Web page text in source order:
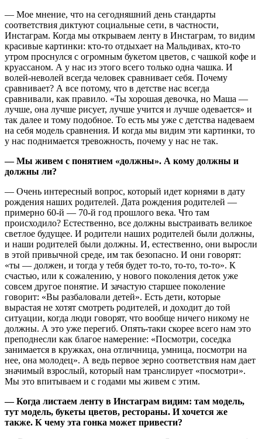
— Мое мнение, что на сегодняшний день стандарты
соответствия диктуют социальные сети, в частности,
Инстаграм. Когда мы открываем ленту в Инстаграм, то видим
красивые картинки: кто-то отдыхает на Мальдивах, кто-то
утром проснулся с огромным букетом цветов, с чашкой кофе и
круассаном. А у нас из этого всего только одна чашка. И
волей-неволей всегда человек сравнивает себя. Почему
сравнивает? А все потому, что в детстве нас всегда
сравнивали, как правило. «Ты хорошая девочка, но Маша —
лучше, она лучше рисует, лучше учится и лучше одевается» и
так далее и тому подобное. То есть мы уже с детства надеваем
на себя модель сравнения. И когда мы видим эти картинки, то
у нас поднимается тревожность, почему у нас не так.
— Мы живем с понятием «должны». А кому должны и
должны ли?
— Очень интересный вопрос, который идет корнями в дату
рождения наших родителей. Дата рождения родителей —
примерно 60-й — 70-й год прошлого века. Что там
происходило? Естественно, все должны выстраивать великое
светлое будущее. И родители наших родителей были должны,
и наши родителей были должны. И, естественно, они выросли
в этой привычной среде, им так безопасно. И они говорят:
«ты — должен, и тогда у тебя будет то-то, то-то, то-то». К
счастью, или к сожалению, у нового поколения деток уже
совсем другое понятие. И зачастую старшее поколение
говорит: «Вы разбаловали детей». Есть дети, которые
вырастая не хотят смотреть родителей, и доходит до той
ситуации, когда люди говорят, что вообще ничего никому не
должны. А это уже перегиб. Опять-таки скорее всего нам это
преподнесли как благое намерение: «Посмотри, соседка
занимается в кружках, она отличница, умница, посмотри на
нее, она молодец». А ведь первое зерно соответствия нам дает
значимый взрослый, который нам транслирует «посмотри».
Мы это впитываем и с годами мы живем с этим.
— Когда листаем ленту в Инстаграм видим: там модель,
тут модель, букеты цветов, рестораны. И хочется же
также. К чему эта гонка может привести?